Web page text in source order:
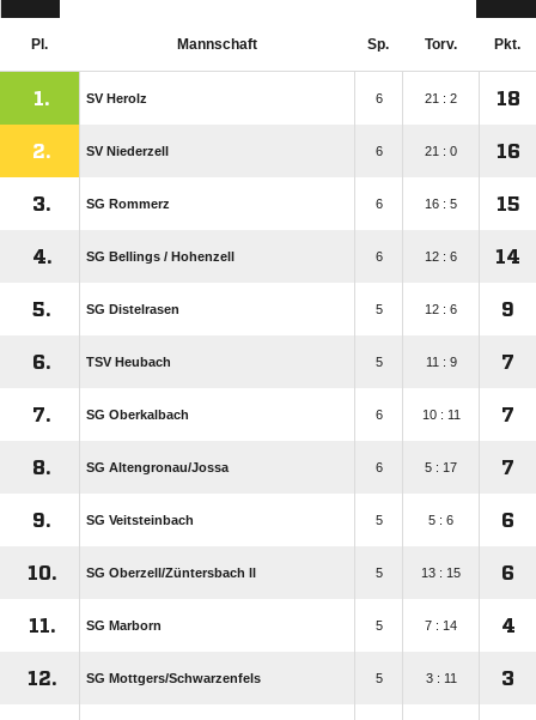
Pl. Mannschaft Sp. Torv. Pkt.
1. SV Herolz 6 21 : 2 18
2. SV Niederzell 6 21 : 0 16
3. SG Rommerz 6 16 : 5 15
4. SG Bellings /​ Hohenzell 6 12 : 6 14
5. SG Distelrasen 5 12 : 6 9
6. TSV Heubach 5 11 : 9 7
7. SG Oberkalbach 6 10 : 11 7
8. SG Altengronau/​Jossa 6 5 : 17 7
9. SG Veitsteinbach 5 5 : 6 6
10. SG Oberzell/​Züntersbach ll 5 13 : 15 6
11. SG Marborn 5 7 : 14 4
12. SG Mottgers/​Schwarzenfels 5 3 : 11 3